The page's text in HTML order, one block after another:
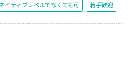
イティブレベルでなくても可 若手歓迎